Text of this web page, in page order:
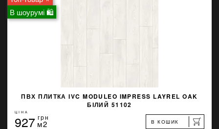
В шоурумі 🛍
ПВХ ПЛИТКА IVC MODULEO IMPRESS LAYREL OAK
БІЛИЙ 51102
ЦІНА
927 грн
м2 В КОШИК